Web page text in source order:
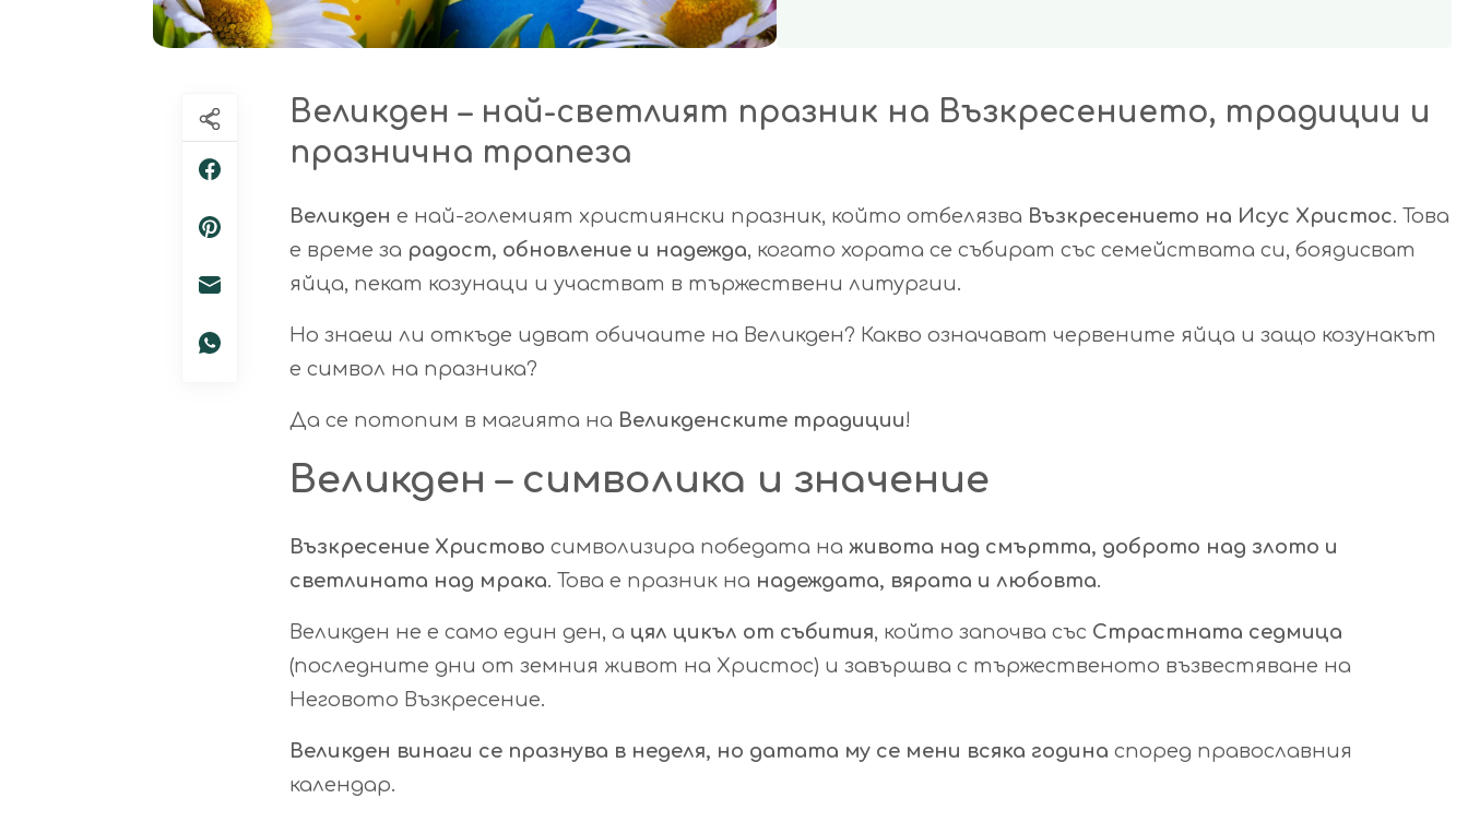
Великден – най-светлият празник на Възкресението, традиции и
празнична трапеза
Великден е най-големият християнски празник, който отбелязва Възкресението на Исус Христос. Това
е време за радост, обновление и надежда, когато хората се събират със семействата си, боядисват
яйца, пекат козунаци и участват в тържествени литургии.
Но знаеш ли откъде идват обичаите на Великден? Какво означават червените яйца и защо козунакът
е символ на празника?
Да се потопим в магията на Великденските традиции!
Великден – символика и значение
Възкресение Христово символизира победата на живота над смъртта, доброто над злото и
светлината над мрака. Това е празник на надеждата, вярата и любовта.
Великден не е само един ден, а цял цикъл от събития, който започва със Страстната седмица
(последните дни от земния живот на Христос) и завършва с тържественото възвестяване на
Неговото Възкресение.
Великден винаги се празнува в неделя, но датата му се мени всяка година според православния
календар.